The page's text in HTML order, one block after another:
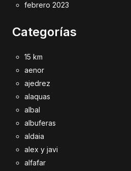
febrero 2023
Categorías
15 km
aenor
ajedrez
alaquas
albal
albuferas
aldaia
alex y javi
alfafar